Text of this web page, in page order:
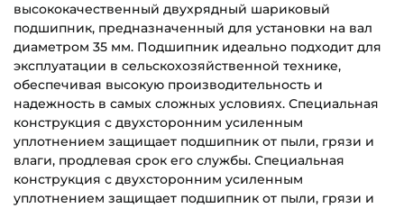
высококачественный двухрядный шариковый
подшипник, предназначенный для установки на вал
диаметром 35 мм. Подшипник идеально подходит для
эксплуатации в сельскохозяйственной технике,
обеспечивая высокую производительность и
надежность в самых сложных условиях. Специальная
конструкция с двухсторонним усиленным
уплотнением защищает подшипник от пыли, грязи и
влаги, продлевая срок его службы. Специальная
конструкция с двухсторонним усиленным
уплотнением защищает подшипник от пыли, грязи и